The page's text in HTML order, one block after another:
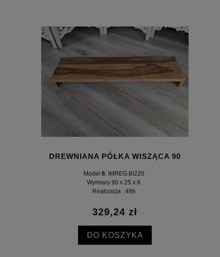
DREWNIANA PÓŁKA WISZĄCA 90
Model 6: IMREG.BI220
Wymiary 90 x 25 x 8
Realizacja : 48h
329,24 zł
DO KOSZYKA